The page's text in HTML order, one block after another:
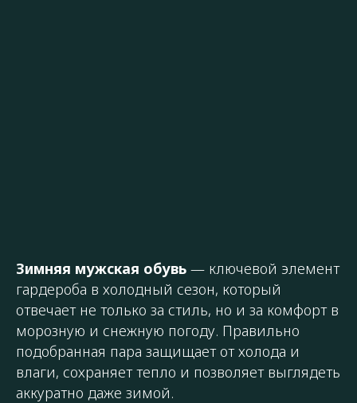
Зимняя мужская обувь — ключевой элемент
гардероба в холодный сезон, который
отвечает не только за стиль, но и за комфорт в
морозную и снежную погоду. Правильно
подобранная пара защищает от холода и
влаги, сохраняет тепло и позволяет выглядеть
аккуратно даже зимой.